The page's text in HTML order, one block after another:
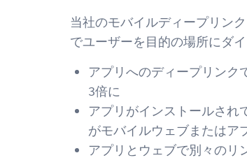
当社のモバイルディープリン
でユーザーを目的の場所にダ
アプリへのディープリンク
3倍に
アプリがインストールされ
がモバイルウェブまたはア
アプリとウェブで別々のリ